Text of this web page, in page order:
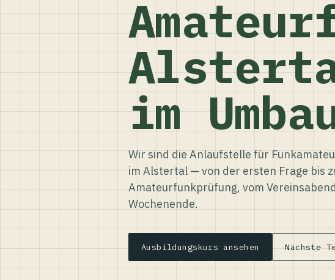
im
Wir sind die Anlaufstelle für
im Alstertal — von der ersten Frage bis
Amateurfunkprüfung, vom
Wochenende.
Ausbildungskurs ansehen Nächste